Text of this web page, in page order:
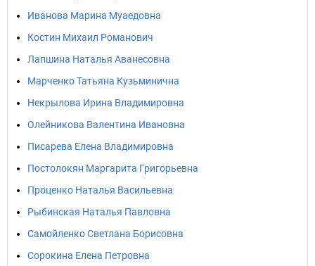
Иванова Марина Муаедовна
Костин Михаил Романович
Лапшина Наталья Аванесовна
Марченко Татьяна Кузьминична
Некрылова Ирина Владимировна
Олейникова Валентина Ивановна
Писарева Елена Владимировна
Постолокян Маргарита Григорьевна
Проценко Наталья Васильевна
Рыбинская Наталья Павловна
Самойленко Светлана Борисовна
Сорокина Елена Петровна